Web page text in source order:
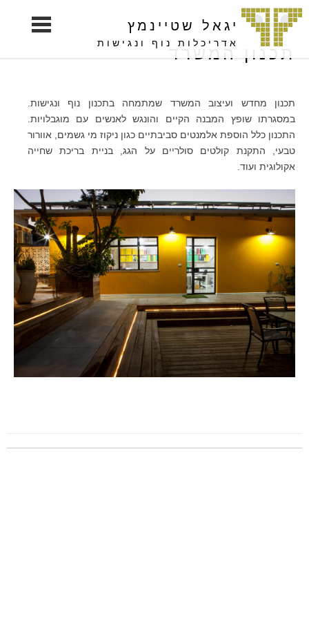
S
k
i
p
c
n
t
t
יגאל שטיינמץ
אדריכלות נוף ונגישות
תכנון המשרד
תכנון מחדש ועיצוב המשרד שמתמחה בתכנון נוף ונגישות.
במסגרתו שופץ המבנה הקיים והונגש לאנשים עם מוגבלויות.
התכנון כלל הוספת אלמנטים סביבתיים כגון ניקוז מי גשמים, אוורור
טבעי, התקנת קולטים סולריים על הגג, בניית בריכת שחייה
אקולוגית ועוד.